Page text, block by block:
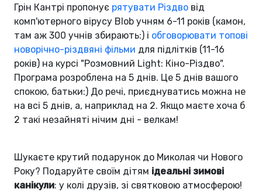
Грін Кантрі пропонує рятувати Різдво від
комп'ютерного вірусу Blob учням 6-11 років (камон,
там аж 300 учнів збирають:) і обговорювати топові
новорічно-різдвяні фільми для підлітків (11-16
років) на курсі "Розмовний Light: Кіно-Різдво".
Програма розроблена на 5 днів. Це 5 днів вашого
спокою, батьки:) До речі, приєднуватись можна не
на всі 5 днів, а, наприклад на 2. Якщо маєте хоча б
2 такі незайняті нічим дні - велкам!
Шукаєте крутий подарунок до Миколая чи Нового
Року? Подаруйте своїм дітям ідеальні зимові
канікули: у колі друзів, зі святковою атмосферою!